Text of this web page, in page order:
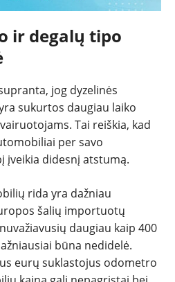
ir degalų tipo
jog dyzelinės
sukurtos daugiau laiko
Tai reiškia, kad
per savo
įveikia didesnį atstumą.
rida yra dažniau
šalių importuotų
daugiau kaip 400
būna nedidelė.
eurų suklastojus odometro